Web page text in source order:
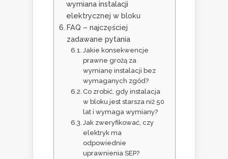
wymiana instalacji
elektrycznej w bloku
FAQ – najczęściej
zadawane pytania
Jakie konsekwencje
prawne grożą za
wymianę instalacji bez
wymaganych zgód?
Co zrobić, gdy instalacja
w bloku jest starsza niż 50
lat i wymaga wymiany?
Jak zweryfikować, czy
elektryk ma
odpowiednie
uprawnienia SEP?